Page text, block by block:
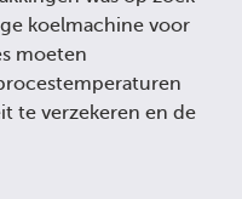
koelmachine voor
moeten
te verzekeren en de